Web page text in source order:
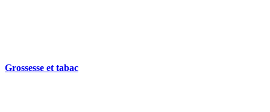
Grossesse et tabac